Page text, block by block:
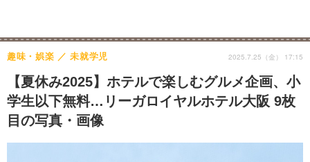
【夏休み2025】ホテルで楽しむグルメ企画、小
学生以下無料…リーガロイヤルホテル大阪 9枚
目の写真・画像
趣味・娯楽 未就学児 2025.7.25（金） 17:15